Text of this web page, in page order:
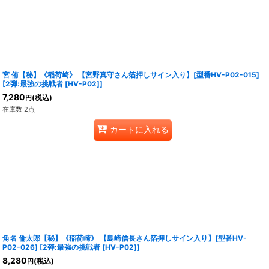
宮 侑【秘】《稲荷崎》 【宮野真守さん箔押しサイン入り】[型番HV-P02-015]
[2弾:最強の挑戦者 [HV-P02]]
7,280 円 (税込)
在庫数 2点
カートに入れる
角名 倫太郎【秘】《稲荷崎》 【島崎信長さん箔押しサイン入り】[型番HV-
P02-026] [2弾:最強の挑戦者 [HV-P02]]
8,280 円 (税込)